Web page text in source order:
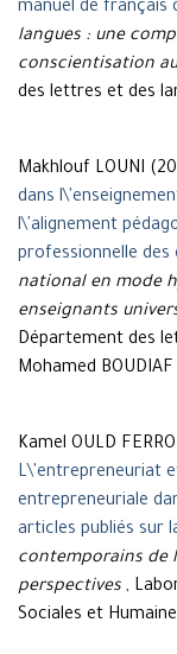
manuel de français
langues : une
conscientisation
des lettres et des
Makhlouf LOUNI
dans
l\'alignement
professionnelle des
national en mode
enseignants
Département des
Mohamed BOUDIAF
Kamel OULD
L\'entrepreneuriat
entrepreneuriale
articles publiés sur
contemporains de
perspectives ,
Sociales et